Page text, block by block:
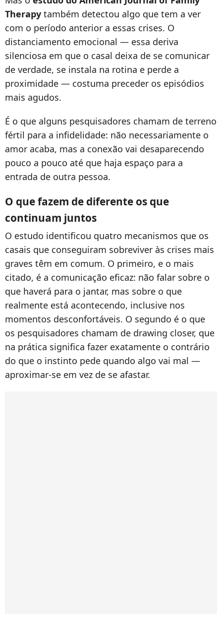
Therapy também detectou algo que tem a ver
com o período anterior a essas crises. O
distanciamento emocional — essa deriva
silenciosa em que o casal deixa de se comunicar
de verdade, se instala na rotina e perde a
proximidade — costuma preceder os episódios
mais agudos.
É o que alguns pesquisadores chamam de terreno
fértil para a infidelidade: não necessariamente o
amor acaba, mas a conexão vai desaparecendo
pouco a pouco até que haja espaço para a
entrada de outra pessoa.
O que fazem de diferente os que
continuam juntos
O estudo identificou quatro mecanismos que os
casais que conseguiram sobreviver às crises mais
graves têm em comum. O primeiro, e o mais
citado, é a comunicação eficaz: não falar sobre o
que haverá para o jantar, mas sobre o que
realmente está acontecendo, inclusive nos
momentos desconfortáveis. O segundo é o que
os pesquisadores chamam de drawing closer, que
na prática significa fazer exatamente o contrário
do que o instinto pede quando algo vai mal —
aproximar-se em vez de se afastar.